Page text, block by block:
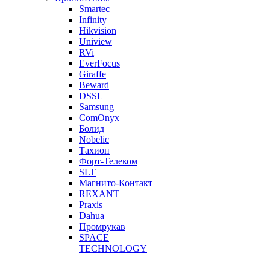
Smartec
Infinity
Hikvision
Uniview
RVi
EverFocus
Giraffe
Beward
DSSL
Samsung
ComOnyx
Болид
Nobelic
Тахион
Форт-Телеком
SLT
Магнито-Контакт
REXANT
Praxis
Dahua
Промрукав
SPACE
TECHNOLOGY